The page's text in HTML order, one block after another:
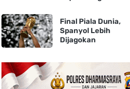
Final Piala Dunia,
Spanyol Lebih
Dijagokan